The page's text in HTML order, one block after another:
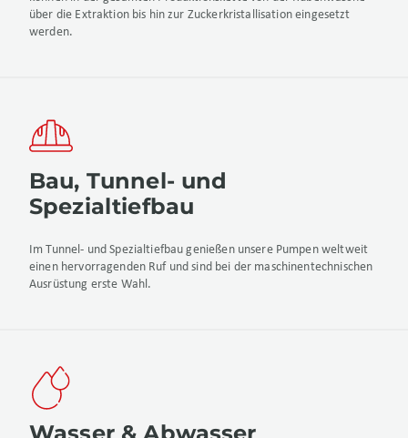
über die Extraktion bis hin zur Zuckerkristallisation eingesetzt
werden.
Bau, Tunnel- und
Spezialtiefbau
Im Tunnel- und Spezialtiefbau genießen unsere Pumpen weltweit
einen hervorragenden Ruf und sind bei der maschinentechnischen
Ausrüstung erste Wahl.